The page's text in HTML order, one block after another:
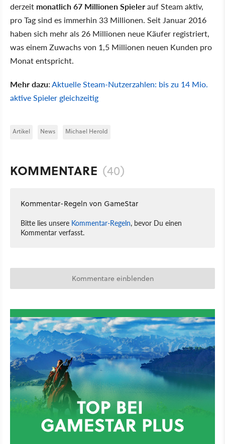
derzeit monatlich 67 Millionen Spielerauf Steam aktiv,
pro Tag sind es immerhin 33 Millionen. Seit Januar 2016
haben sich mehr als 26 Millionen neue Käufer registriert,
was einem Zuwachs von 1,5 Millionen neuen Kunden pro
Monat entspricht.
Mehr dazu:Aktuelle Steam-Nutzerzahlen: bis zu 14 Mio.
aktive Spieler gleichzeitig
Artikel News Michael Herold
KOMMENTARE (40)
Kommentar-Regeln von GameStar
Bitte lies unsere Kommentar-Regeln, bevor Du einen
Kommentar verfasst.
Kommentare einblenden